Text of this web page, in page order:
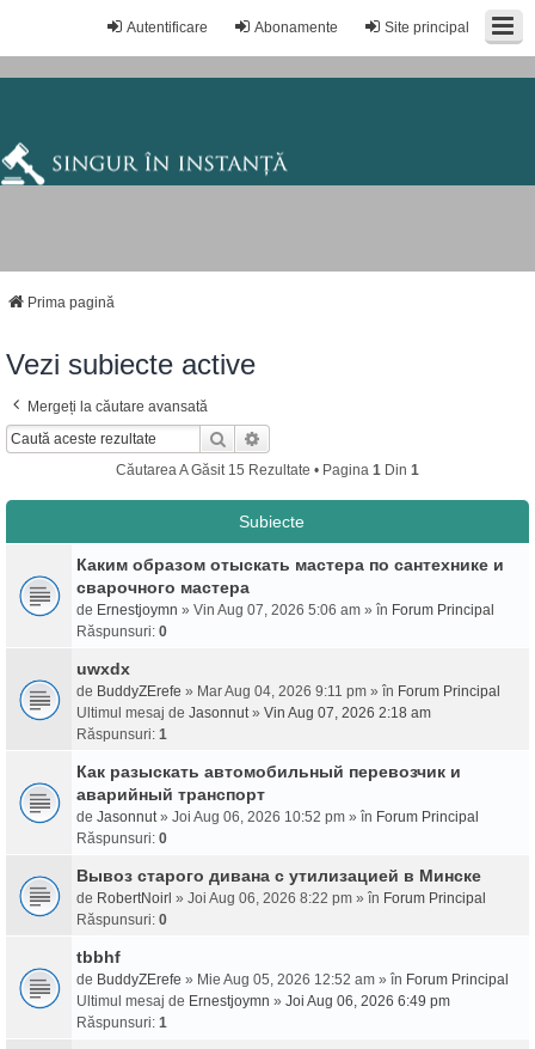
Site principal
Abonamente
Autentificare
Prima pagină
Vezi subiecte active
Mergeți la căutare avansată
Căutare
Căutarea A Găsit 15 Rezultate • Pagina 1 Din 1
Subiecte
Каким образом отыскать мастера по сантехнике и
сварочного мастера
de Ernestjoymn » Vin Aug 07, 2026 5:06 am » în Forum Principal
Răspunsuri: 0
uwxdx
de BuddyZErefe » Mar Aug 04, 2026 9:11 pm » în Forum Principal
Ultimul mesaj de Jasonnut» Vin Aug 07, 2026 2:18 am
Răspunsuri: 1
Как разыскать автомобильный перевозчик и
аварийный транспорт
de Jasonnut» Joi Aug 06, 2026 10:52 pm » în Forum Principal
Răspunsuri: 0
Вывоз старого дивана с утилизацией в Минске
de RobertNoirl » Joi Aug 06, 2026 8:22 pm » în Forum Principal
Răspunsuri: 0
tbbhf
de BuddyZErefe » Mie Aug 05, 2026 12:52 am » în Forum Principal
Ultimul mesaj de Ernestjoymn » Joi Aug 06, 2026 6:49 pm
Răspunsuri: 1